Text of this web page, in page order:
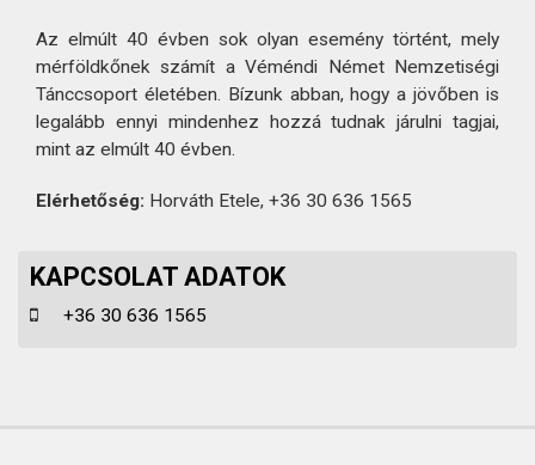
Az elmúlt 40 évben sok olyan esemény történt, mely
mérföldkőnek számít a Véméndi Német Nemzetiségi
Tánccsoport életében. Bízunk abban, hogy a jövőben is
legalább ennyi mindenhez hozzá tudnak járulni tagjai,
mint az elmúlt 40 évben.
Elérhetőség: Horváth Etele, +36 30 636 1565
KAPCSOLAT ADATOK
+36 30 636 1565